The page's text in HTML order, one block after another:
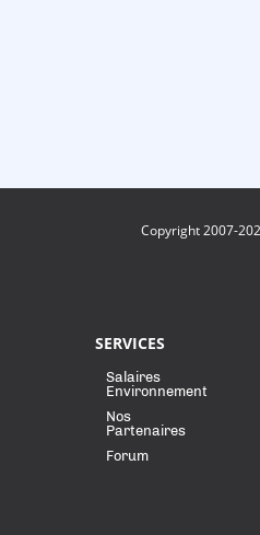
Copyright 2007-
SERVICES
Salaires
Environnement
Nos
Partenaires
Forum